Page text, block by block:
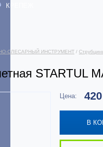
КРЕПЕЖ
СЛЕСАРНЫЙ ИНСТРУМЕНТ /
STARTUL
Цена:
В